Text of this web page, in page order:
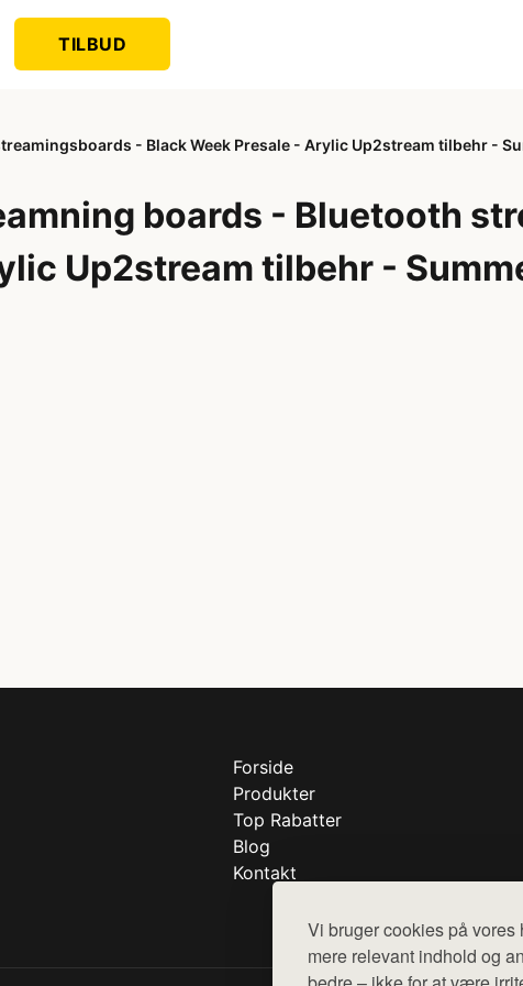
Vi bruger cookies på
mere relevant indhold og
TILBUD
- Black Week Presale - Arylic Up2stream tilbehr -
boards - Bluetooth
Up2stream tilbehr -
Forside
Produkter
Top Rabatter
Blog
Kontakt